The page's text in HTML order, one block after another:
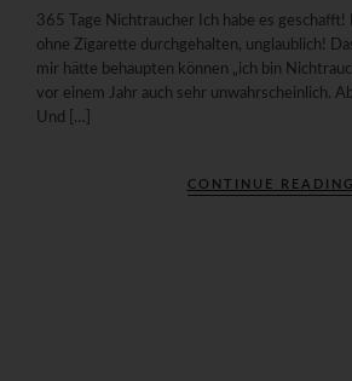
365 Tage Nichtraucher Ich habe es geschafft!
ohne Zigarette durchgehalten, unglaublich!
mir hätte behaupten können „ich bin
vor einem Jahr auch sehr unwahrscheinlich.
Und […]
CONTINUE READING